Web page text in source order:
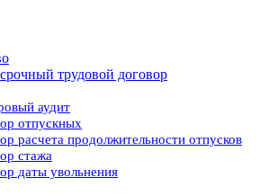
трудовой договор
аудит
отпускных
расчета продолжительности отпусков
стажа
даты увольнения